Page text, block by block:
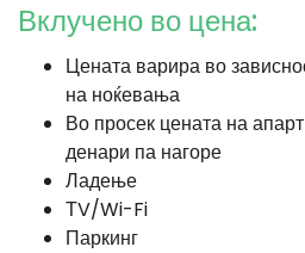
Вклучено во цена:
Цената варира во
на ноќевања
Во просек цената на
денари па нагоре
Ладење
ТV/Wi-Fi
Паркинг